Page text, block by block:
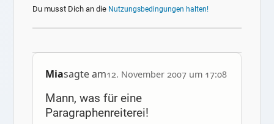
Du musst Dich an die Nutzungsbedingungen halten!
Miasagte am12. November 2007 um 17:08
Mann, was für eine
Paragraphenreiterei!